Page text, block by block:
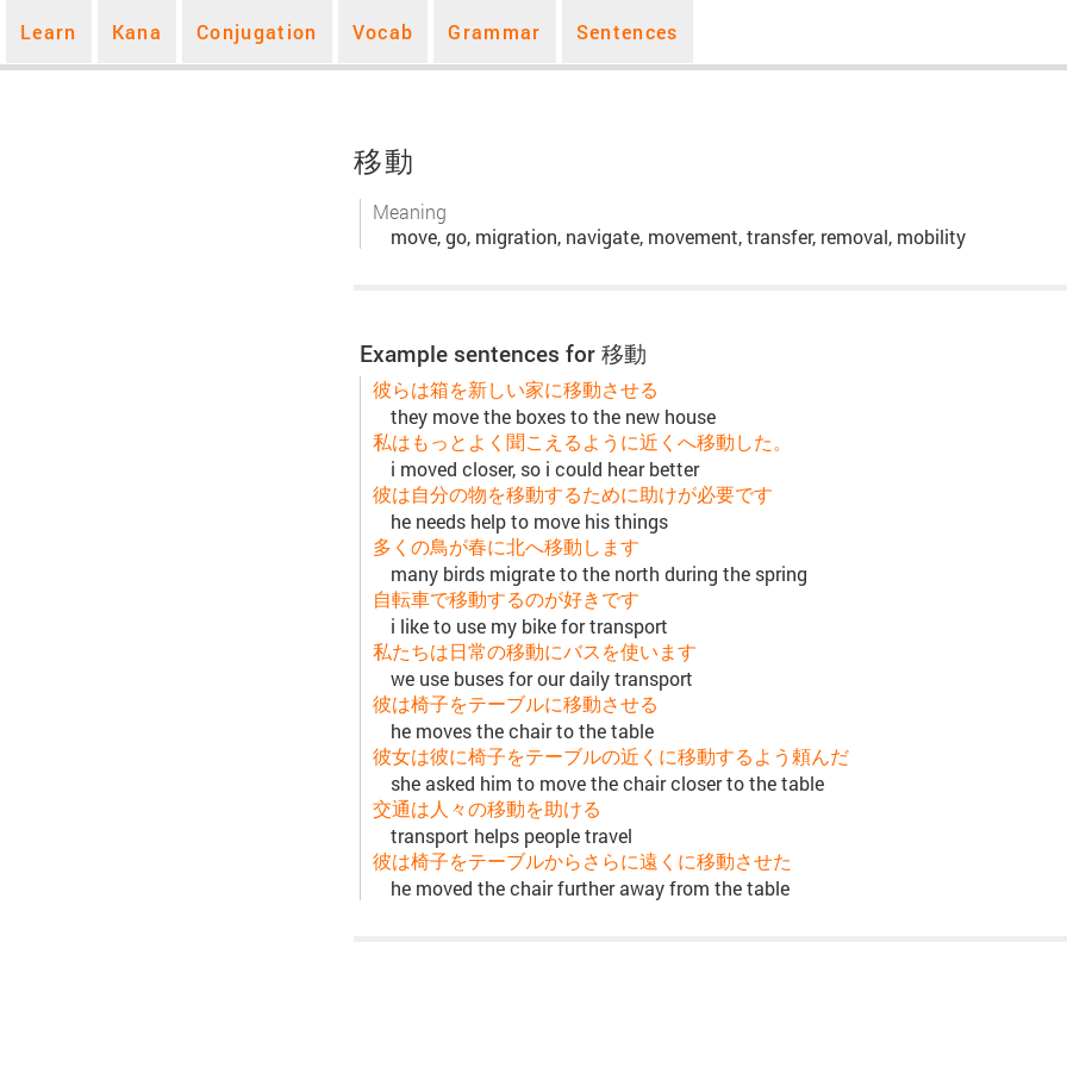
Learn Kana Conjugation Vocab Grammar Sentences
移動
Meaning
move, go, migration, navigate, movement, transfer, removal, mobility
Example sentences for 移動
彼らは箱を新しい家に移動させる
they move the boxes to the new house
私はもっとよく聞こえるように近くへ移動した。
i moved closer, so i could hear better
彼は自分の物を移動するために助けが必要です
he needs help to move his things
多くの鳥が春に北へ移動します
many birds migrate to the north during the spring
自転車で移動するのが好きです
i like to use my bike for transport
私たちは日常の移動にバスを使います
we use buses for our daily transport
彼は椅子をテーブルに移動させる
he moves the chair to the table
彼女は彼に椅子をテーブルの近くに移動するよう頼んだ
she asked him to move the chair closer to the table
交通は人々の移動を助ける
transport helps people travel
彼は椅子をテーブルからさらに遠くに移動させた
he moved the chair further away from the table